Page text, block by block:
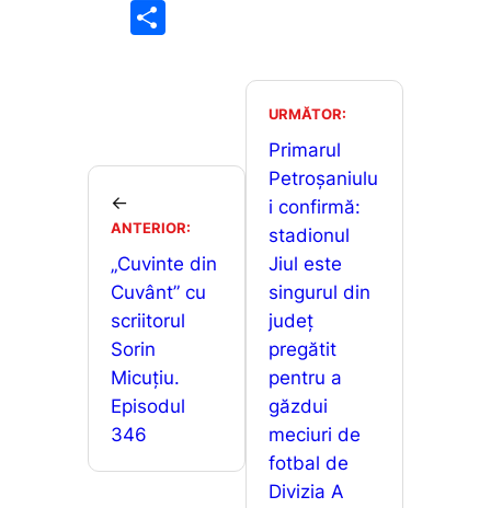
k
s
A
p
p
s
e
g
er
a
ă
←
ANTERIOR:
„Cuvinte din
Cuvânt” cu
scriitorul
Sorin
Micuțiu.
Episodul
346
URMĂTOR:
Primarul
Petroșaniulu
i confirmă:
stadionul
Jiul este
singurul din
județ
pregătit
pentru a
găzdui
meciuri de
fotbal de
Divizia A